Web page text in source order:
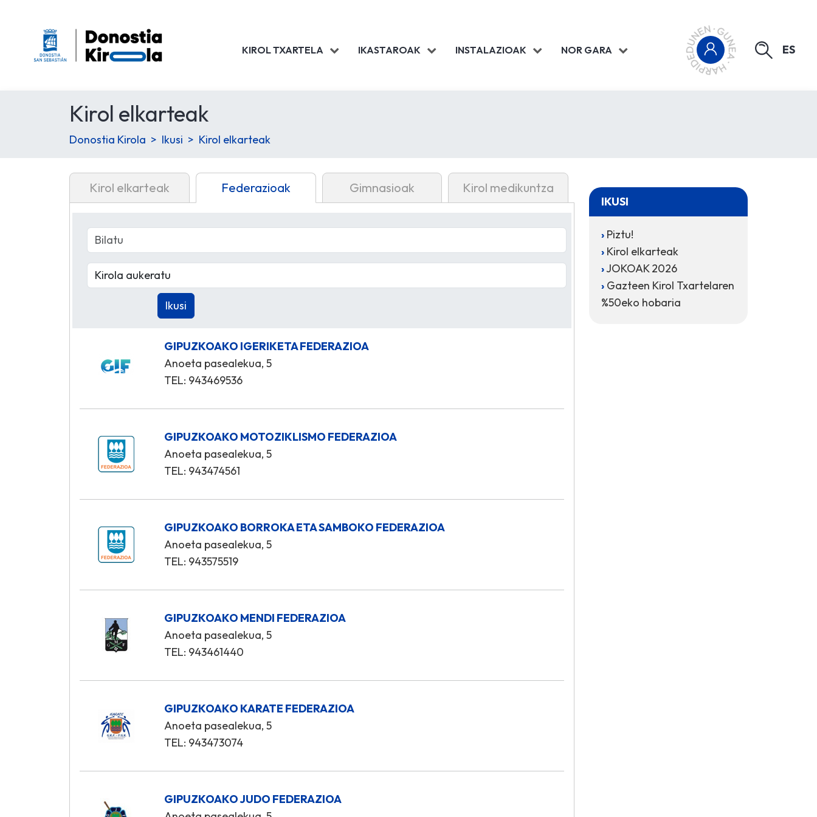
KIROL TXARTELA IKASTAROAK INSTALAZIOAK NOR GARA ES
Kirol elkarteak
Donostia Kirola Ikusi Kirol elkarteak
Kirol elkarteak Federazioak Gimnasioak Kirol medikuntza
GIPUZKOAKO IGERIKETA FEDERAZIOA
Anoeta pasealekua, 5
TEL: 943469536
GIPUZKOAKO MOTOZIKLISMO FEDERAZIOA
Anoeta pasealekua, 5
TEL: 943474561
GIPUZKOAKO BORROKA ETA SAMBOKO FEDERAZIOA
Anoeta pasealekua, 5
TEL: 943575519
GIPUZKOAKO MENDI FEDERAZIOA
Anoeta pasealekua, 5
TEL: 943461440
GIPUZKOAKO KARATE FEDERAZIOA
Anoeta pasealekua, 5
TEL: 943473074
GIPUZKOAKO JUDO FEDERAZIOA
IKUSI
Piztu!
Kirol elkarteak
JOKOAK 2026
Gazteen Kirol Txartelaren
%50eko hobaria